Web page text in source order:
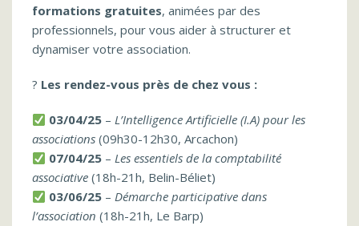
formations gratuites, animées par des
professionnels, pour vous aider à structurer et
dynamiser votre association.
? Les rendez-vous près de chez vous :
03/04/25 –L’Intelligence Artificielle (I.A) pour les
associations (09h30-12h30, Arcachon)
07/04/25 –Les essentiels de la comptabilité
associative (18h-21h, Belin-Béliet)
03/06/25 –Démarche participative dans
l’association (18h-21h, Le Barp)